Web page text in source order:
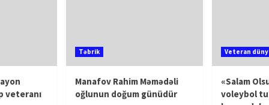
veteranı
Təbrik
Manafov Rahim Məmədəli
oğlunun doğum günüdür
Veteran
«Salam
voleybol